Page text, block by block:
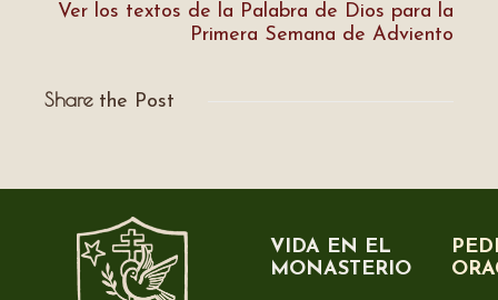
Ver los textos de la Palabra de Dios para la
Primera Semana de Adviento
Sharethe Post
VIDA EN EL
MONASTERIO